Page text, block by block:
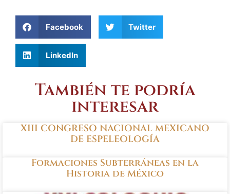
Facebook Twitter
LinkedIn
También te podría
interesar
XIII CONGRESO NACIONAL MEXICANO
DE ESPELEOLOGÍA
Formaciones Subterráneas en la
Historia de México